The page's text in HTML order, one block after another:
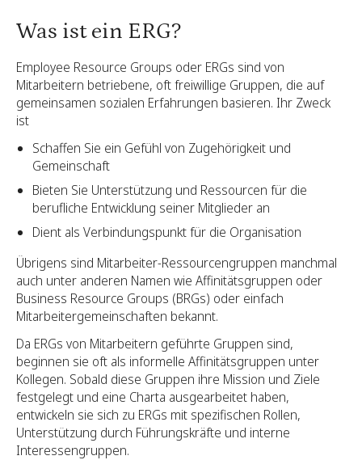
Was ist ein ERG?
Employee Resource Groups oder ERGs sind von
Mitarbeitern betriebene, oft freiwillige Gruppen, die auf
gemeinsamen sozialen Erfahrungen basieren. Ihr Zweck
ist
Schaffen Sie ein Gefühl von Zugehörigkeit und
Gemeinschaft
Bieten Sie Unterstützung und Ressourcen für die
berufliche Entwicklung seiner Mitglieder an
Dient als Verbindungspunkt für die Organisation
Übrigens sind Mitarbeiter-Ressourcengruppen manchmal
auch unter anderen Namen wie Affinitätsgruppen oder
Business Resource Groups (BRGs) oder einfach
Mitarbeitergemeinschaften bekannt.
Da ERGs von Mitarbeitern geführte Gruppen sind,
beginnen sie oft als informelle Affinitätsgruppen unter
Kollegen. Sobald diese Gruppen ihre Mission und Ziele
festgelegt und eine Charta ausgearbeitet haben,
entwickeln sie sich zu ERGs mit spezifischen Rollen,
Unterstützung durch Führungskräfte und interne
Interessengruppen.